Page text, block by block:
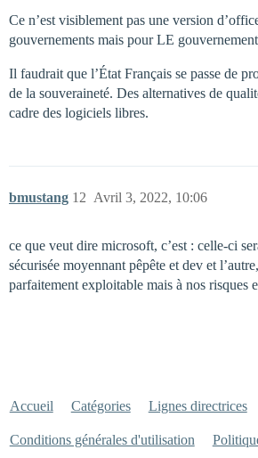
Ce n’est visiblement pas une version
gouvernements mais pour LE
Il faudrait que l’État Français se passe de
de la souveraineté. Des alternatives de
cadre des logiciels libres.
bmustang Avril 3, 2022, 10:06
12
ce que veut dire microsoft, c’est : celle-ci
sécurisée moyennant pêpête et dev et
parfaitement exploitable mais à nos risques
Accueil Catégories Lignes directrices
Conditions générales d'utilisation